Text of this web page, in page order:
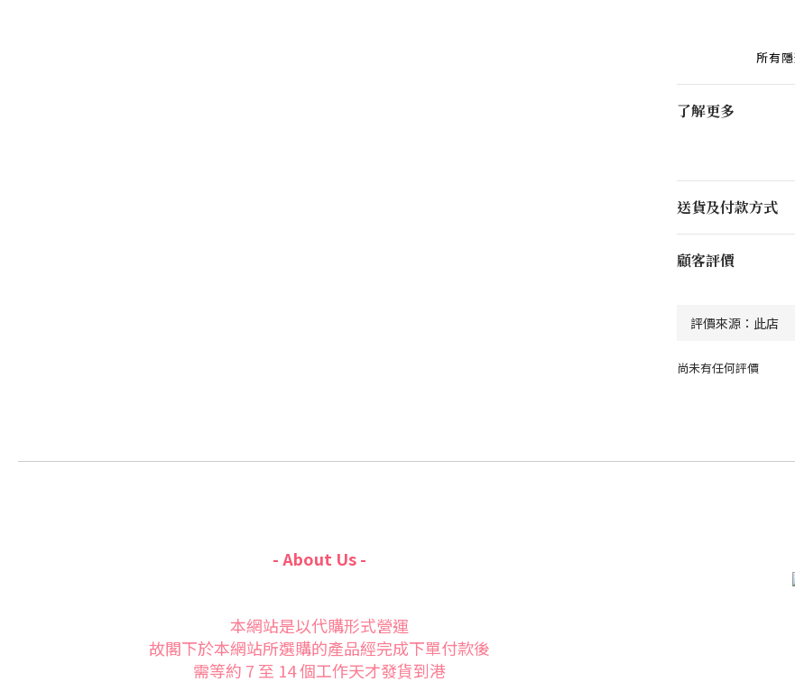
所有
了解更多
送貨及付款方式
顧客評價
尚未有任何評價
- About Us -
本網站是以代購形式營運
故閣下於本網站所選購的產品經完成下單付款後
需等約 7 至 14 個工作天才發貨到港